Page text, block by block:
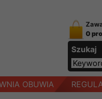
0
Szukaj
OBUWIA